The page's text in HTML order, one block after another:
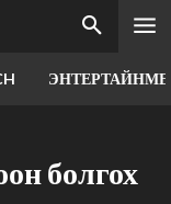
болгох